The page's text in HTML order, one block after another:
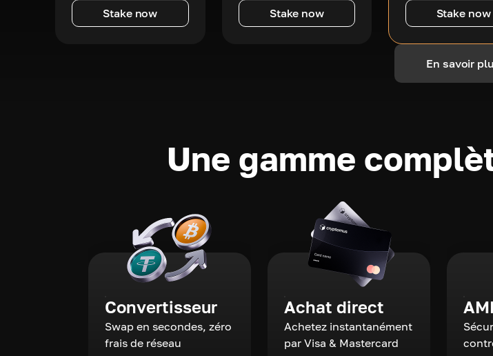
Stake now Stake now Stake now
En savoir
Une gamme
Convertisseur
Swap en secondes, zéro
frais de réseau
Achat direct
Achetez instantanément
par Visa & Mastercard